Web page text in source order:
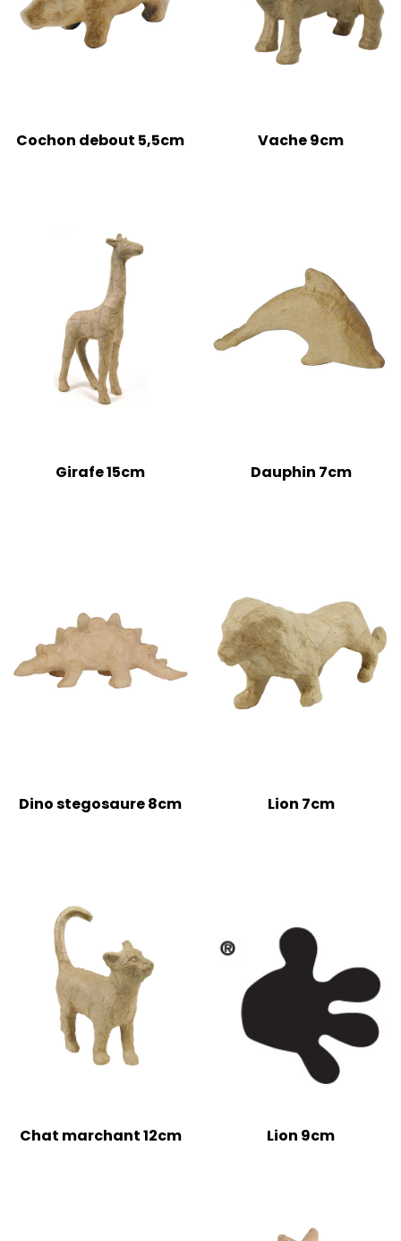
Cochon debout 5,5cm Vache 9cm
Girafe 15cm Dauphin 7cm
Dino stegosaure 8cm Lion 7cm
Chat marchant 12cm Lion 9cm